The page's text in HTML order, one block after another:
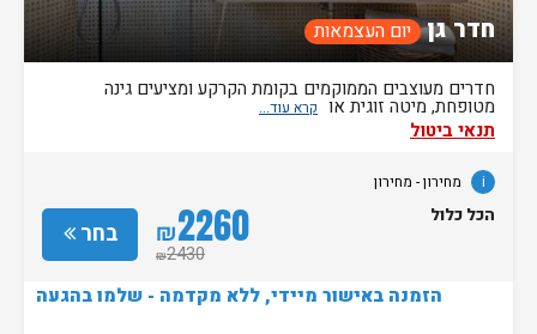
חדר גן יום העצמאות
חדרים מעוצבים הממוקמים בקומת הקרקע ומציעים גינה
מטופחת, מיטה זוגית או
תנאי ביטול
i מחירון- מחירון
בחר ₪2260
₪2430
הכל כלול
הזמנה באישור מיידי, ללא מקדמה - שלמו בהגעה